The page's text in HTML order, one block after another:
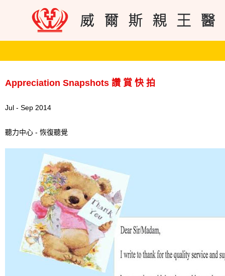
Appreciation Snapshots 讚 賞 快 拍
Jul - Sep 2014
聽力中心 - 恢復聽覺